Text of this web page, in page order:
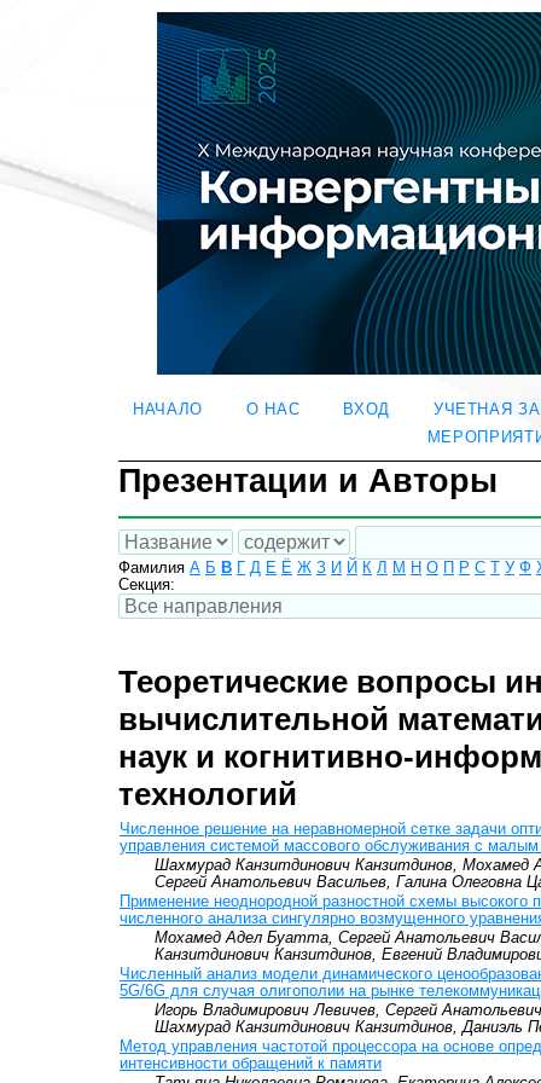
НАЧАЛО О НАС ВХОД
УЧЕТНАЯ
Презентации и Авторы
Фамилия А Б В Д Е Ё Ж З И Й К Л М Н О Р С У Ф
Секция:
Теоретические вопросы
вычислительной
наук и когнитивно-
технологий
Численное решение на неравномерной сетке задачи
управления системой массового обслуживания с
Шахмурад Канзитдинович Канзитдинов, Мохамед
Сергей Анатольевич Васильев, Галина Олеговна
Применение неоднородной разностной схемы высокого
численного анализа сингулярно возмущенного
Мохамед Адел Буатта, Сергей Анатольевич
Канзитдинович Канзитдинов, Евгений
Численный анализ модели динамического
5G/6G для случая олигополии на рынке
Игорь Владимирович Левичев, Сергей
Шахмурад Канзитдинович Канзитдинов, Даниэль
Метод управления частотой процессора на основе
интенсивности обращений к памяти